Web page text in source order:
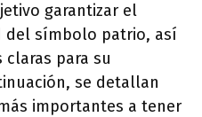
garantizar el
del símbolo patrio, así
para su
se detallan
importantes a tener